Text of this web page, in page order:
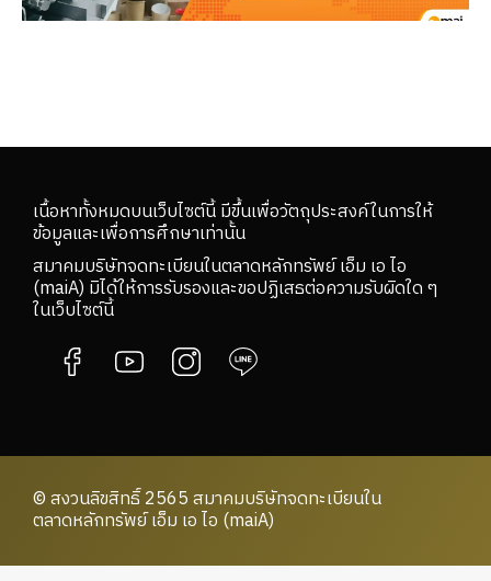
เนื้อหาทั้งหมดบนเว็บไซต์นี้ มีขึ้นเพื่อวัตถุประสงค์ในการให้
ข้อมูลและเพื่อการศึกษาเท่านั้น
สมาคมบริษัทจดทะเบียนในตลาดหลักทรัพย์ เอ็ม เอ ไอ
(maiA) มิได้ให้การรับรองและขอปฏิเสธต่อความรับผิดใด ๆ
ในเว็บไซต์นี้
© สงวนลิขสิทธิ์ 2565 สมาคมบริษัทจดทะเบียนใน
ตลาดหลักทรัพย์ เอ็ม เอ ไอ (maiA)